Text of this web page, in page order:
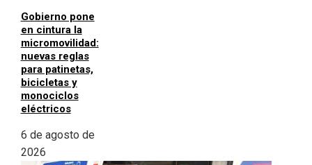
Gobierno pone
en cintura la
micromovilidad:
nuevas reglas
para patinetas,
bicicletas y
monociclos
eléctricos
6 de agosto de
2026